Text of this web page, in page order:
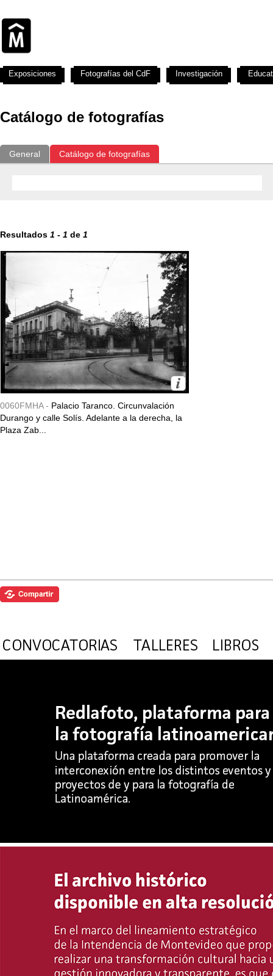
Catálogo de fotografías
General Catálogo de fotografías
Resultados 1 - 1 de 1
0060FMHA - Palacio Taranco. Circunvalación
Durango y calle Solís. Adelante a la derecha, la
Plaza Zab...
Exposiciones Fotografías del CdF Investigación